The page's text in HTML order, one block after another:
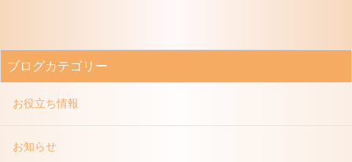
ブログカテゴリー
お役立ち情報
お知らせ